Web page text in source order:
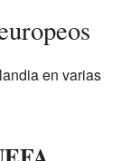
en varias